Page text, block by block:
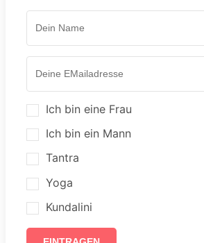
Ich bin eine Frau
Ich bin ein Mann
Tantra
Yoga
Kundalini